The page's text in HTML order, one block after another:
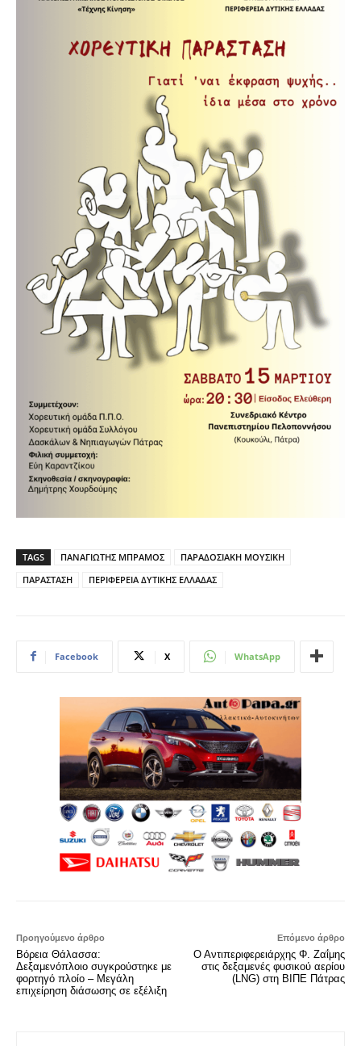
TAGS ΠΑΝΑΓΙΩΤΗΣ ΜΠΡΑΜΟΣ
ΠΑΡΑΔΟΣΙΑΚΗ ΜΟΥΣΙΚΗ
ΠΑΡΑΣΤΑΣΗ
ΠΕΡΙΦΕΡΕΙΑ ΔΥΤΙΚΗΣ ΕΛΛΑΔΑΣ
Facebook X WhatsApp
Προηγούμενο άρθρο
Βόρεια Θάλασσα:
Δεξαμενόπλοιο συγκρούστηκε με
φορτηγό πλοίο – Μεγάλη
επιχείρηση διάσωσης σε εξέλιξη
Επόμενο άρθρο
Ο Αντιπεριφερειάρχης Φ. Ζαΐμης
στις δεξαμενές φυσικού αερίου
(LNG) στη ΒΙΠΕ Πάτρας